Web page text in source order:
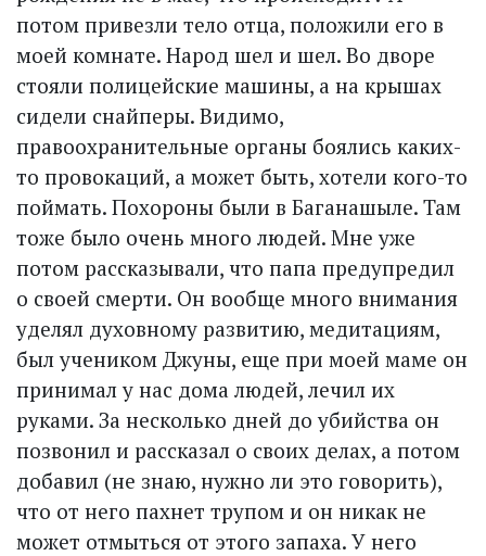
потом привезли тело отца, положили его в
моей комнате. Народ шел и шел. Во дворе
стояли полицейские машины, а на крышах
сидели снайперы. Видимо,
правоохранительные органы боялись каких-
то провокаций, а может быть, хотели кого-то
поймать. Похороны были в Баганашыле. Там
тоже было очень много людей. Мне уже
потом рассказывали, что папа предупредил
о своей смерти. Он вообще много внимания
уделял духовному развитию, медитациям,
был учеником Джуны, еще при моей маме он
принимал у нас дома людей, лечил их
руками. За несколько дней до убийства он
позвонил и рассказал о своих делах, а потом
добавил (не знаю, нужно ли это говорить),
что от него пахнет трупом и он никак не
может отмыться от этого запаха. У него